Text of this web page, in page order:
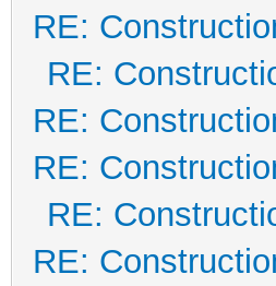
RE:
RE:
RE:
RE:
RE:
RE: